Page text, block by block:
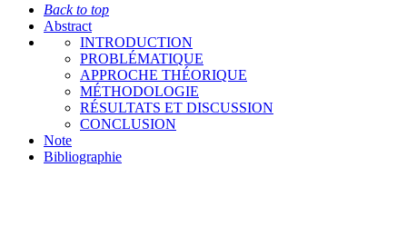
Back to top
Abstract
INTRODUCTION
PROBLÉMATIQUE
APPROCHE THÉORIQUE
MÉTHODOLOGIE
RÉSULTATS ET DISCUSSION
CONCLUSION
Note
Bibliographie